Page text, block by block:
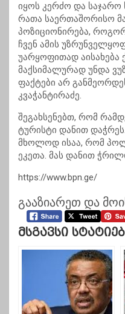
იყოს კერძო და
რათა საერთაშორისო
პოზიციონირება,
ჩვენ ამის
უარყოფითად აისახება
მაქსიმალურად უნდა
ფაქტები არ
კვაჭანტირაძე.
შეგახსენებთ, რომ
ტურისტი დანით
მხოლოდ ისაა, რომ
ეკეთა. მას დანით
https://www.bpn.ge/
გააზიარეთ და
Მსგავსი